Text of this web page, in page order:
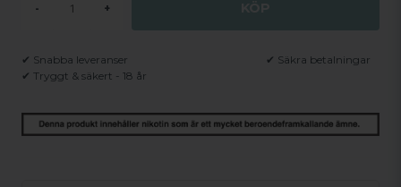
- +
✔ Snabba leveranser
✔ Säkra betalningar
✔ Tryggt & säkert - 18 år